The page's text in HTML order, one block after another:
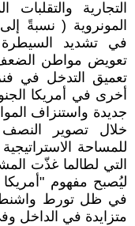
التجارية
المونروية ( نسبةً
في تشديد السيطرة
تعويض مواطن
تعميق التدخل في
أخرى في أمريكا
جديدة واستنزاف
خلال تصوير النصف
للمساحة
التي لطالما غذّت
ليُصبح مفهوم "أمريكا
في ظل تورط واشنطن
متزايدة في الداخل